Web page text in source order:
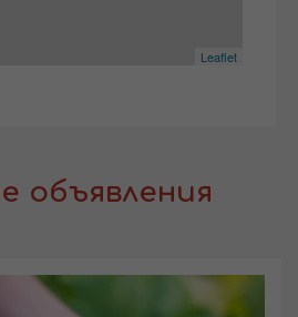
Leaflet
объявления